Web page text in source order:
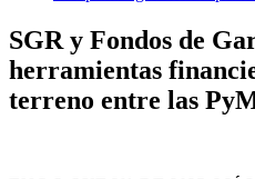
SGR y Fondos de
herramientas
terreno entre las